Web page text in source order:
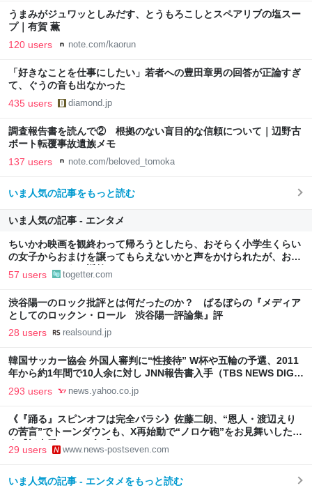
うまみがジュワッとしみだす、とうもろこしとスペアリブの塩スー
プ｜有賀 薫
120 users note.com/kaorun
「好きなことを仕事にしたい」若者への豊田章男の回答が正論すぎ
て、ぐうの音も出なかった
435 users diamond.jp
調査報告書を読んで② 根拠のない盲目的な信頼について｜辺野古
ボート転覆事故遺族メモ
137 users note.com/beloved_tomoka
いま人気の記事をもっと読む
いま人気の記事 - エンタメ
ちいかわ映画を観終わって帰ろうとしたら、おそらく小学生くらい
の女子からおまけを譲ってもらえないかと声をかけられたが、おっ
さんはこのように返答しました
57 users togetter.com
渋谷陽一のロック批評とは何だったのか？ ばるぼらの『メディア
としてのロックン・ロール 渋谷陽一評論集』評
28 users realsound.jp
韓国サッカー協会 外国人審判に“性接待” W杯や五輪の予選、2011
年から約1年間で10人余に対し JNN報告書入手（TBS NEWS DIG
Powered by JNN） - Yahoo!ニュース
293 users news.yahoo.co.jp
《『踊る』スピンオフは完全バラシ》佐藤二朗、“恩人・渡辺えり
の苦言”でトーンダウンも、X再始動で“ノロケ砲”をお見舞いした現
在【橋本愛とトラブル】
29 users www.news-postseven.com
いま人気の記事 - エンタメをもっと読む